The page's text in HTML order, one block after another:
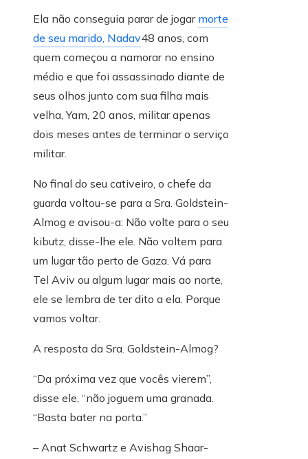
Ela não conseguia parar de jogar morte
de seu marido, Nadav48 anos, com
quem começou a namorar no ensino
médio e que foi assassinado diante de
seus olhos junto com sua filha mais
velha, Yam, 20 anos, militar apenas
dois meses antes de terminar o serviço
militar.
No final do seu cativeiro, o chefe da
guarda voltou-se para a Sra. Goldstein-
Almog e avisou-a: Não volte para o seu
kibutz, disse-lhe ele. Não voltem para
um lugar tão perto de Gaza. Vá para
Tel Aviv ou algum lugar mais ao norte,
ele se lembra de ter dito a ela. Porque
vamos voltar.
A resposta da Sra. Goldstein-Almog?
“Da próxima vez que vocês vierem”,
disse ele, “não joguem uma granada.
“Basta bater na porta.”
– Anat Schwartz e Avishag Shaar-